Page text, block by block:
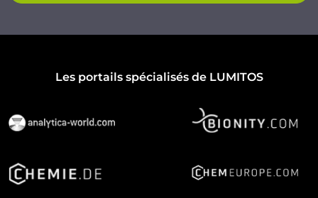
Les portails spécialisés de LUMITOS